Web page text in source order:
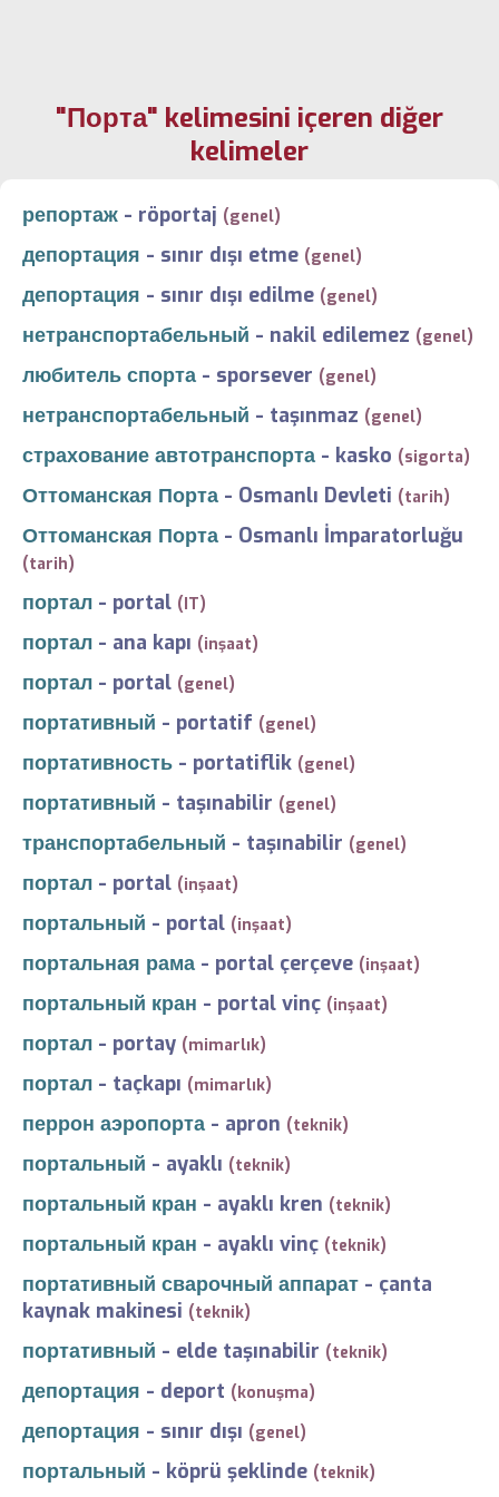
"Порта" kelimesini içeren diğer
kelimeler
репортаж - röportaj (genel)
депортация - sınır dışı etme (genel)
депортация - sınır dışı edilme (genel)
нетранспортабельный - nakil edilemez (genel)
любитель спорта - sporsever (genel)
нетранспортабельный - taşınmaz (genel)
страхование автотранспорта - kasko (sigorta)
Оттоманская Порта - Osmanlı Devleti (tarih)
Оттоманская Порта - Osmanlı İmparatorluğu
(tarih)
портал - portal (IT)
портал - ana kapı (inşaat)
портал - portal (genel)
портативный - portatif (genel)
портативность - portatiflik (genel)
портативный - taşınabilir (genel)
транспортабельный - taşınabilir (genel)
портал - portal (inşaat)
портальный - portal (inşaat)
портальная рама - portal çerçeve (inşaat)
портальный кран - portal vinç (inşaat)
портал - portay (mimarlık)
портал - taçkapı (mimarlık)
перрон аэропорта - apron (teknik)
портальный - ayaklı (teknik)
портальный кран - ayaklı kren (teknik)
портальный кран - ayaklı vinç (teknik)
портативный сварочный аппарат - çanta
kaynak makinesi (teknik)
портативный - elde taşınabilir (teknik)
депортация - deport (konuşma)
депортация - sınır dışı (genel)
портальный - köprü şeklinde (teknik)